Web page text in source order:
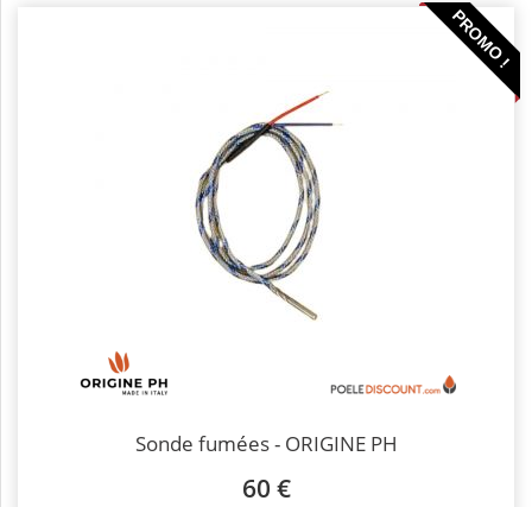
PROMO !
Sonde fumées - ORIGINE PH
60 €